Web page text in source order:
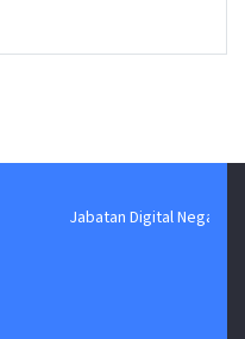
Jabatan Digital Negara